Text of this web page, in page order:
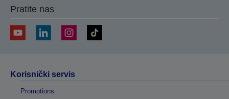
Pratite nas
Korisnički servis
Promotions